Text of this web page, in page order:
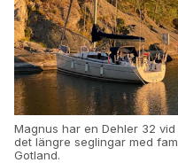
Magnus har en Dehler 32
det längre seglingar med
Gotland.